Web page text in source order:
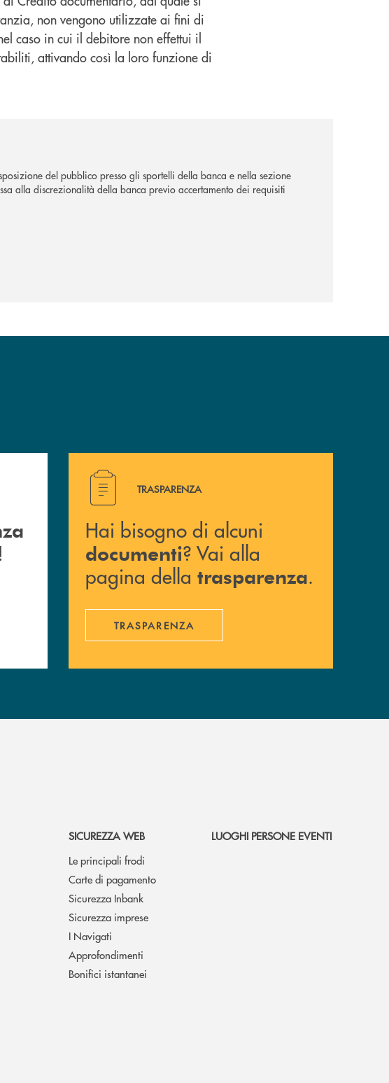
non vengono utilizzate ai fini di
caso in cui il debitore non effettui il
attivando così la loro funzione di
del pubblico presso gli sportelli della banca e nella sezione
alla discrezionalità della banca previo accertamento dei requisiti
!
!
Hai bisogno di alcuni documenti ? Vai alla pagina della
TRASPARENZA
Hai bisogno di alcuni
documenti? Vai alla
pagina della trasparenza.
TRASPARENZA
SICUREZZA WEB
Le principali frodi
Carte di pagamento
Sicurezza Inbank
Sicurezza imprese
I Navigati
Approfondimenti
Bonifici istantanei
LUOGHI PERSONE EVENTI